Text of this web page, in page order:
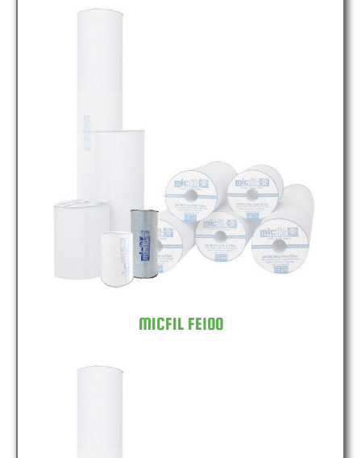
MICFIL FE100
MICFIL FE100